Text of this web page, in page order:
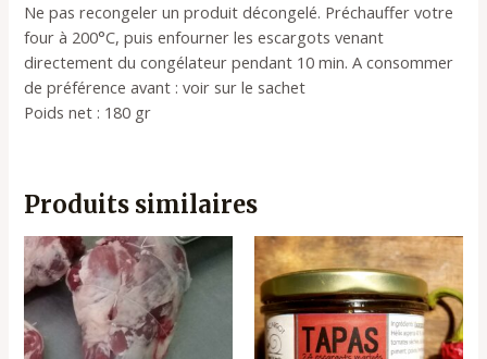
Ne pas recongeler un produit décongelé. Préchauffer votre
four à 200°C, puis enfourner les escargots venant
directement du congélateur pendant 10 min. A consommer
de préférence avant : voir sur le sachet
Poids net : 180 gr
Produits similaires
Ce
a